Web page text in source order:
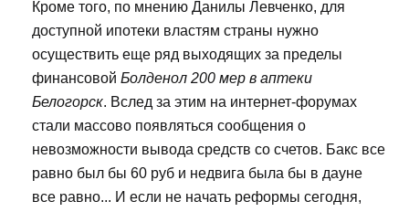
Кроме того, по мнению Данилы Левченко, для
доступной ипотеки властям страны нужно
осуществить еще ряд выходящих за пределы
финансовой Болденол 200 мер в аптеки
Белогорск. Вслед за этим на интернет-форумах
стали массово появляться сообщения о
невозможности вывода средств со счетов. Бакс все
равно был бы 60 руб и недвига была бы в дауне
все равно... И если не начать реформы сегодня,